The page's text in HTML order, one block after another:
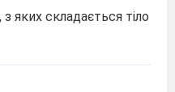
з яких складається тіло